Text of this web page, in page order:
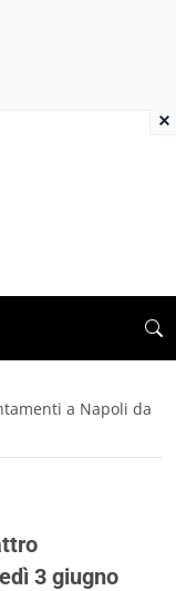
a Napoli da
3 giugno
×